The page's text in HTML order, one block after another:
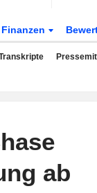
Finanzen
ab